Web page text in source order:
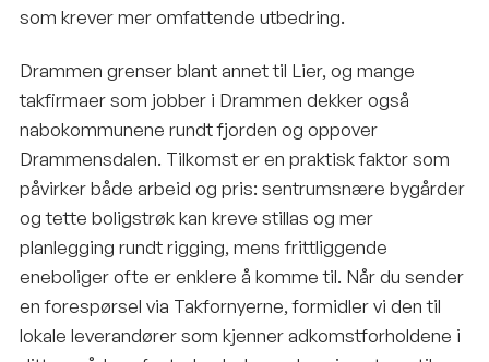
som krever mer omfattende utbedring.
Drammen grenser blant annet til Lier, og mange
takfirmaer som jobber i Drammen dekker også
nabokommunene rundt fjorden og oppover
Drammensdalen. Tilkomst er en praktisk faktor som
påvirker både arbeid og pris: sentrumsnære bygårder
og tette boligstrøk kan kreve stillas og mer
planlegging rundt rigging, mens frittliggende
eneboliger ofte er enklere å komme til. Når du sender
en forespørsel via Takfornyerne, formidler vi den til
lokale leverandører som kjenner adkomstforholdene i